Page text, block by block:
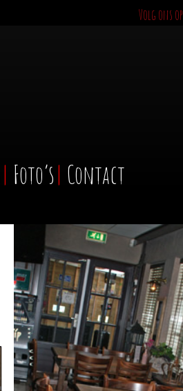
Volg ons op
Foto’s Contact